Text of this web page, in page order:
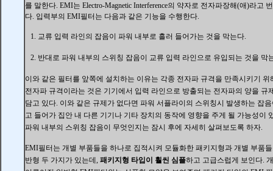
를 말한다. EMI는 Electro-Magnetic Interference의 약자로 전자파장해(애)라고
다. 입력부의 EMI필터는 다음과 같은 기능을 수행한다.
1. 교류 입력 라인의 잡음이 파워 내부로 흘러 들어가는 것을 막는다.
2. 반대로 파워 내부의 스위칭 잡음이 교류 입력 라인으로 유입되는 것을 막
이와 같은 필터를 앞쪽에 설치하는 이유는 각종 전자파 규격을 만족시키기 위
전자파 규격이라는 것은 기기에서 입력 라인으로 방출되는 전자파의 양을 규
담고 있다. 이와 같은 규제가 없다면 파워 서플라이의 스위칭시 발생하는 잡
고 들어가 집안 내 다른 기기나 기타 장치의 동작에 영향을 주게 될 가능성이
파워 내부의 스위칭 잡음이 무엇인지는 잠시 후에 자세히 살펴보도록 하자.
EMI필터는 개별 부품들을 하나로 집적시켜 모듈화한 패키지형과 개별 부품
반형 두 가지가 있는데, 패키지형 타입이 훨씬 심플하고 고급스럽게 보인다.